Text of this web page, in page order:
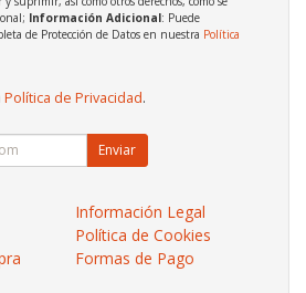
Información Adicional: Puede
de Protección de Datos en nuestra Política
Política de Privacidad.
Enviar
Información Legal
Política de Cookies
Formas de Pago